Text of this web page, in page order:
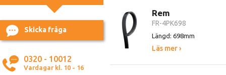
Skicka fråga
0320 - 10012
Vardagar kl. 10 - 16
Rem
FR-4PK698
Längd: 698mm
Läs mer ›